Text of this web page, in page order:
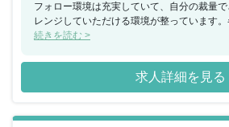
フォロー環境は充実していて、自分の裁量
レンジしていただける環境が整っています
ら、さまざまな事柄に挑戦することができま
界で働きたい方におすすめの求人です。
続きを読む >
求人詳細を見る